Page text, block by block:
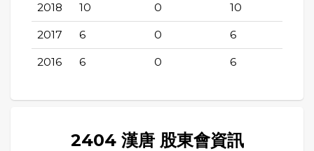
2018 10 0 10
2017 6 0 6
2016 6 0 6
2404 漢唐 股東會資訊